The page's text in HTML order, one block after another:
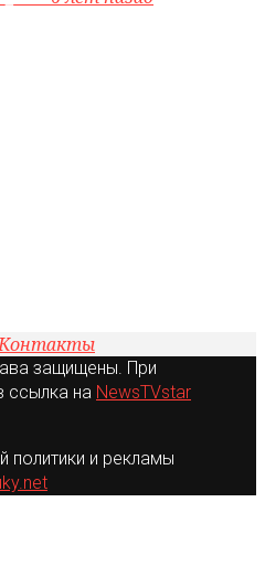
защищены. При
ссылка на NewsTVstar
политики и рекламы